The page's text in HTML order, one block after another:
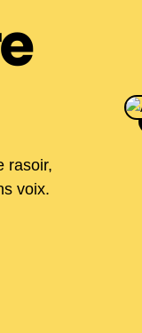
rasoir,
voix.